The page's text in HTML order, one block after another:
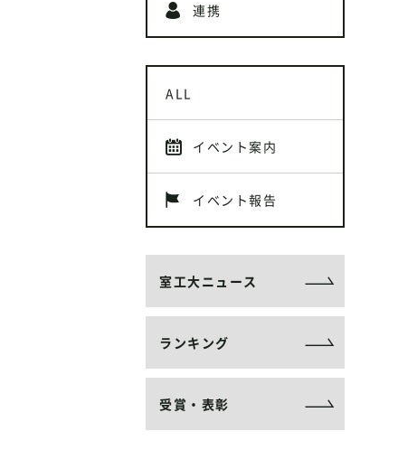
連携
ALL
イベント案内
イベント報告
室工大ニュース
ランキング
受賞・表彰